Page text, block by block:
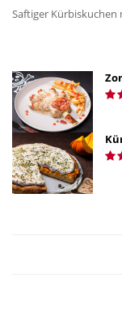
Saftiger Kürbiskuchen